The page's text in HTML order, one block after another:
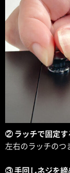
② ラッチで固定す
左右のラッチのつ
③ 手回しネジを締